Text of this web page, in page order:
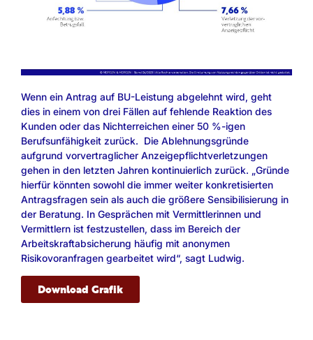
Wenn ein Antrag auf BU-Leistung abgelehnt wird, geht
dies in einem von drei Fällen auf fehlende Reaktion des
Kunden oder das Nichterreichen einer 50 %-igen
Berufsunfähigkeit zurück. Die Ablehnungsgründe
aufgrund vorvertraglicher Anzeigepflichtverletzungen
gehen in den letzten Jahren kontinuierlich zurück. „Gründe
hierfür könnten sowohl die immer weiter konkretisierten
Antragsfragen sein als auch die größere Sensibilisierung in
der Beratung. In Gesprächen mit Vermittlerinnen und
Vermittlern ist festzustellen, dass im Bereich der
Arbeitskraftabsicherung häufig mit anonymen
Risikovoranfragen gearbeitet wird“, sagt Ludwig.
Download Grafik